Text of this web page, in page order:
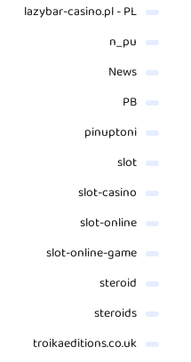
lazybar-casino.pl - PL
n_pu
News
PB
pinuptoni
slot
slot-casino
slot-online
slot-online-game
steroid
steroids
troikaeditions.co.uk